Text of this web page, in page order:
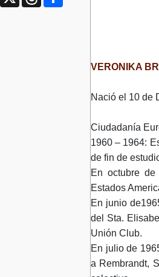
VERONIKA
Nació el 10 de
Ciudadanía
1960 – 1964:
de fin de
En octubre
Estados
En junio
del Sta.
Unión Club.
En julio de
a Rembrandt,